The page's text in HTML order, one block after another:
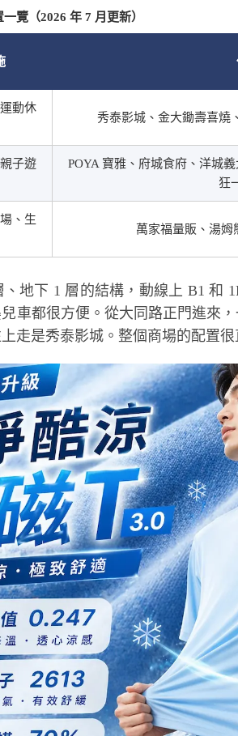
覽（2026 年 7 月更新）
動休
秀泰影城、金大鋤壽喜燒
子遊
POYA 寶雅、府城食府、洋城
狂
、生
萬家福量販、湯姆
地下 1 層的結構，動線上 B1 和
兒車都很方便。從大同路正門進來
走是秀泰影城。整個商場的配置